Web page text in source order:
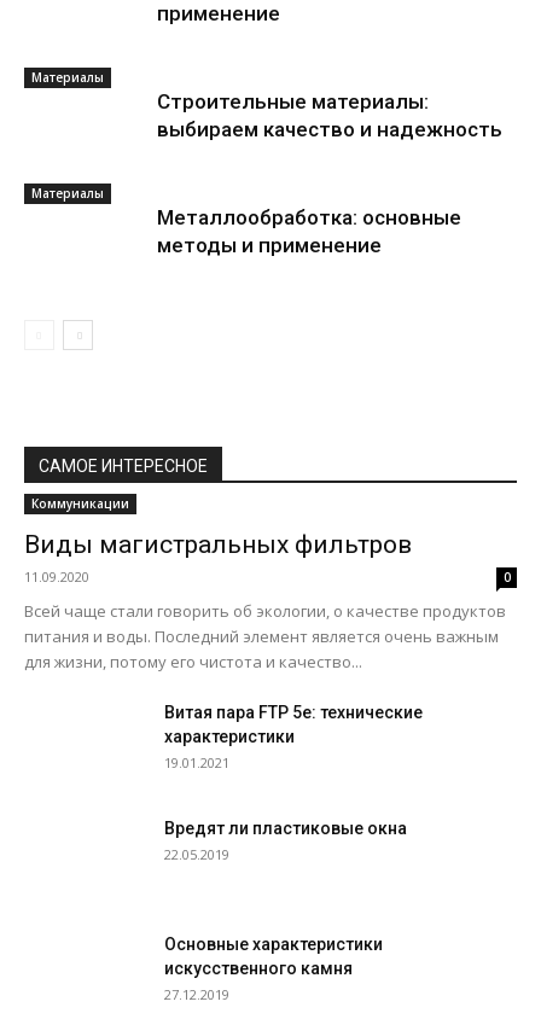
применение
Материалы
Строительные материалы:
выбираем качество и надежность
Материалы
Металлообработка: основные
методы и применение
САМОЕ ИНТЕРЕСНОЕ
Коммуникации
Виды магистральных фильтров
11.09.2020 0
Всей чаще стали говорить об экологии, о качестве продуктов
питания и воды. Последний элемент является очень важным
для жизни, потому его чистота и качество...
Витая пара FTP 5е: технические
характеристики
19.01.2021
Вредят ли пластиковые окна
22.05.2019
Основные характеристики
искусственного камня
27.12.2019